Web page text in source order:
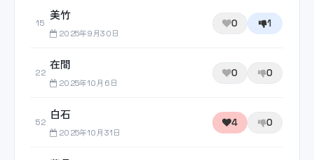
15
美竹
2025年9月30日
0 1
22
在間
2025年10月6日
0 0
52
白石
2025年10月31日
4 0